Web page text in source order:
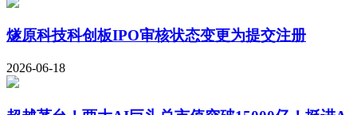
燧原科技科创板IPO审核状态变更为提交注册
2026-06-18